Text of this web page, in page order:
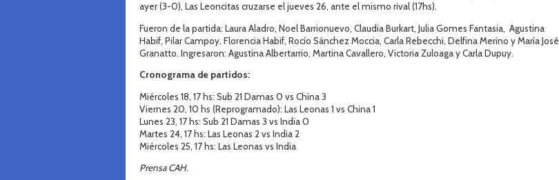
ayer (3-0), Las Leoncitas cruzarse el jueves 26, ante el mismo rival (17hs).
Fueron de la partida: Laura Aladro, Noel Barrionuevo, Claudia Burkart, Julia Gomes Fantasia, Agustina
Habif, Pilar Campoy, Florencia Habif, Rocío Sánchez Moccia, Carla Rebecchi, Delfina Merino y María José
Granatto. Ingresaron: Agustina Albertarrio, Martina Cavallero, Victoria Zuloaga y Carla Dupuy.
Cronograma de partidos:
Miércoles 18, 17 hs: Sub 21 Damas 0 vs China 3
Viernes 20, 10 hs (Reprogramado): Las Leonas 1 vs China 1
Lunes 23, 17 hs: Sub 21 Damas 3 vs India 0
Martes 24, 17 hs: Las Leonas 2 vs India 2
Miércoles 25, 17 hs: Las Leonas vs India
Prensa CAH.